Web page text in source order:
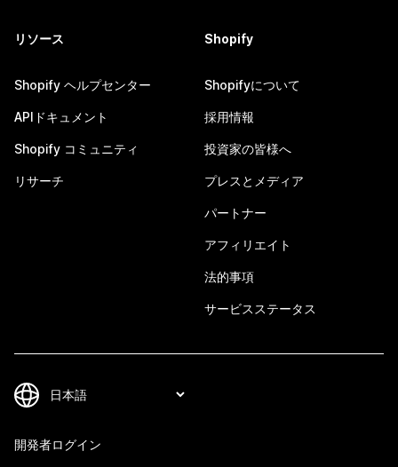
リソース
Shopify ヘルプセンター
APIドキュメント
Shopify コミュニティ
リサーチ
Shopify
Shopifyについて
採用情報
投資家の皆様へ
プレスとメディア
パートナー
アフィリエイト
法的事項
サービスステータス
開発者ログイン